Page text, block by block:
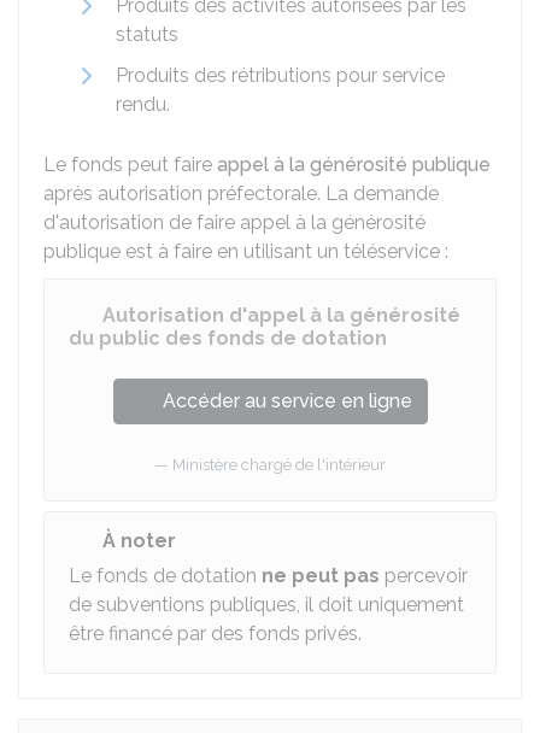
Produits des activités autorisées par les
statuts
Produits des rétributions pour service
rendu.
Le fonds peut faire appel à la générosité publique
après autorisation préfectorale. La demande
d'autorisation de faire appel à la générosité
publique est à faire en utilisant un téléservice :
Autorisation d'appel à la générosité
du public des fonds de dotation
Accéder au service en ligne
Ministère chargé de l'intérieur
À noter
Le fonds de dotation ne peut pas percevoir
de subventions publiques, il doit uniquement
être financé par des fonds privés.